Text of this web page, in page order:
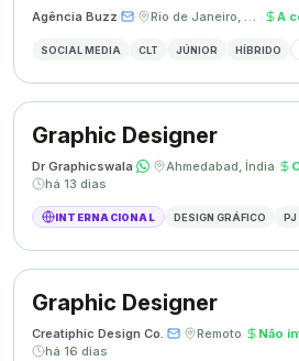
Agência Buzz· · Rio de Janeiro, Brasil · A
SOCIAL MEDIA CLT JÚNIOR HÍBRIDO
Graphic Designer
Dr Graphicswala· · Ahmedabad, Índia·
há 13 dias
INTERNACIONAL DESIGN GRÁFICO PJ
Graphic Designer
Creatiphic Design Co.· · Remoto· Não
há 16 dias